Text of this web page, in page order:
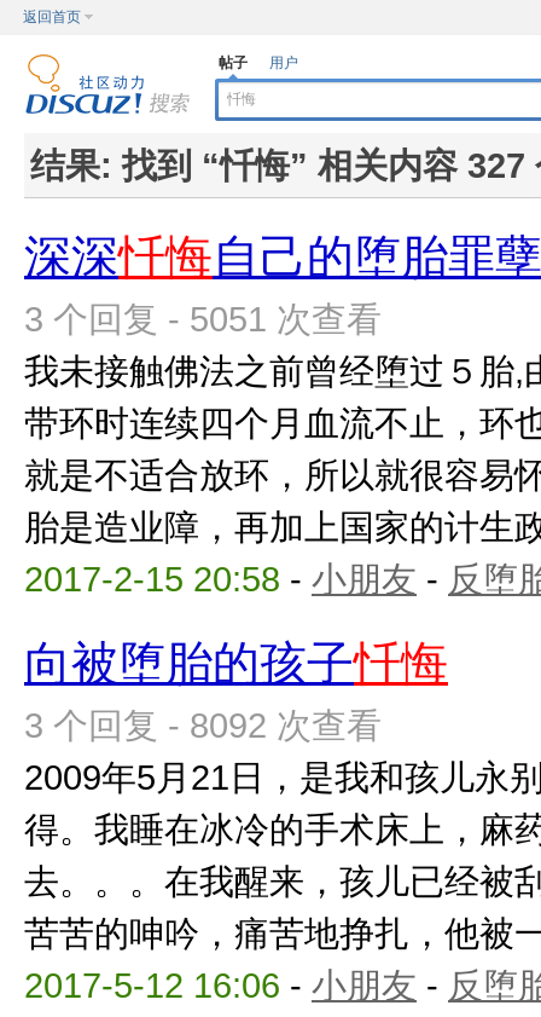
返回首页
帖子 用户
结果:找到 “忏悔” 相关内容 327
深深忏悔自己的堕胎罪孽
3 个回复 - 5051 次查看
我未接触佛法之前曾经堕过５胎,
带环时连续四个月血流不止，环
就是不适合放环，所以就很容易
胎是造业障，再加上国家的计生
2017-2-15 20:58 - 小朋友 - 反堕
向被堕胎的孩子忏悔
3 个回复 - 8092 次查看
2009年5月21日，是我和孩儿永
得。我睡在冰冷的手术床上，麻
去。。。在我醒来，孩儿已经被
苦苦的呻吟，痛苦地挣扎，他被
2017-5-12 16:06 - 小朋友 - 反堕